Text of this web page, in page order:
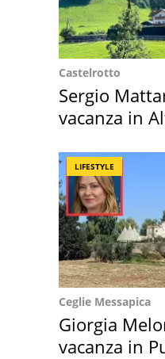
Castelrotto
Sergio
vacanza in
LIFESTYLE
Ceglie Messapica
Giorgia
vacanza in